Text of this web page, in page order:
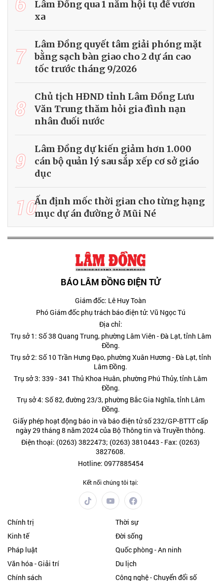
Lâm Đồng qua 1 năm hội tụ để vươn
xa
7
Lâm Đồng quyết tâm giải phóng mặt
bằng sạch bàn giao cho 2 dự án cao
tốc trước tháng 9/2026
8
Chủ tịch HĐND tỉnh Lâm Đồng Lưu
Văn Trung thăm hỏi gia đình nạn
nhân đuối nước
9
Lâm Đồng dự kiến giảm hơn 1.000
cán bộ quản lý sau sắp xếp cơ sở giáo
dục
10Ấn định mốc thời gian cho từng hạng
mục dự án đường ở Mũi Né
BÁO LÂM ĐỒNG ĐIỆN TỬ
Giám đốc: Lê Huy Toàn
Phó Giám đốc phụ trách báo điện tử: Vũ Ngọc Tú
Địa chỉ:
Trụ sở 1: Số 38 Quang Trung, phường Lâm Viên - Đà Lạt, tỉnh Lâm
Đồng.
Trụ sở 2: Số 10 Trần Hưng Đạo, phường Xuân Hương - Đà Lạt, tỉnh
Lâm Đồng.
Trụ sở 3: 339 - 341 Thủ Khoa Huân, phường Phú Thủy, tỉnh Lâm
Đồng.
Trụ sở 4: Số 82, đường 23/3, phường Bắc Gia Nghĩa, tỉnh Lâm
Đồng.
Giấy phép hoạt động báo in và báo điện tử số 232/GP-BTTT cấp
ngày 29 tháng 8 năm 2024 của Bộ Thông tin và Truyền thông.
Điện thoại: (0263) 3822473; (0263) 3810443 - Fax: (0263)
3827608.
Hotline: 0977885454
Kết nối chúng tôi tại:
Chính trị
Thời sự
Kinh tế
Đời sống
Pháp luật
Quốc phòng - An ninh
Văn hóa - Giải trí
Du lịch
Chính sách
Công nghệ - Chuyển đổi số